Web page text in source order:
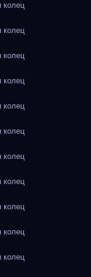
колец
колец
колец
колец
колец
колец
колец
колец
колец
колец
колец